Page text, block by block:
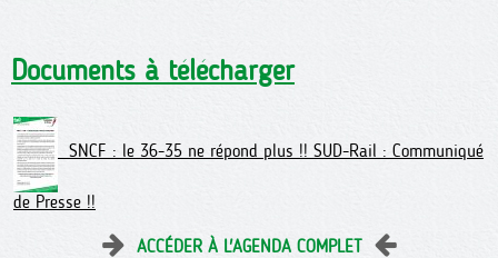
Documents à télécharger
SNCF : le 36-35 ne répond plus !! SUD-Rail : Communiqué
de Presse !!
ACCÉDER À L'AGENDA COMPLET